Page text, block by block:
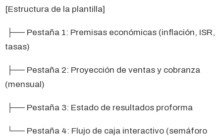
[Estructura de la plantilla]
├── Pestaña 1: Premisas económicas (inflación, ISR,
tasas)
├── Pestaña 2: Proyección de ventas y cobranza
(mensual)
├── Pestaña 3: Estado de resultados proforma
└── Pestaña 4: Flujo de caja interactivo (semáforo